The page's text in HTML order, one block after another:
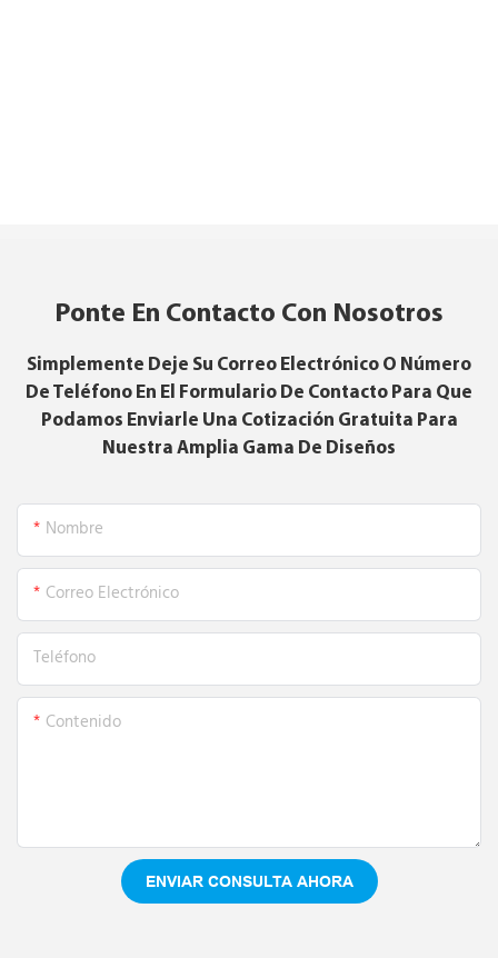
Ponte En Contacto Con Nosotros
Simplemente Deje Su Correo Electrónico O Número
De Teléfono En El Formulario De Contacto Para Que
Podamos Enviarle Una Cotización Gratuita Para
Nuestra Amplia Gama De Diseños
Nombre
Correo Electrónico
Teléfono
Contenido
ENVIAR CONSULTA AHORA